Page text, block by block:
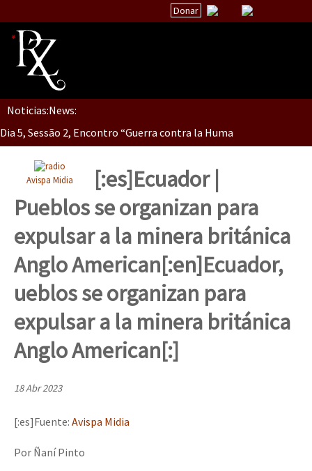
Donar
Inicio
Quiénes Somos
La palabra del EZLN
TEMAS
Chiapas
México
Latinoamérica
Mundo
EZLN
Megaproyectos
Migración
Noticias:News:
Dia 5, Sessão 2, Encontro “Guerra contra la Humanidad”
Dia 5, sessão 1, do Encontro “Guerra contra a Humanidade”(As
Dia 4 – Encontro “Guerra contra a Humanidade” (As populações
Dia 3 do Encontro “Guerra contra a Humanidade”
Dia 1: Encontro “Guerra contra a Humanidade”
Avispa Midia
[:es]Ecuador |
Pueblos se organizan para
expulsar a la minera británica
Anglo American[:en]Ecuador,
ueblos se organizan para
expulsar a la minera británica
Anglo American[:]
18 Abr 2023
[:es]Fuente: Avispa Midia
Por Ñaní Pinto